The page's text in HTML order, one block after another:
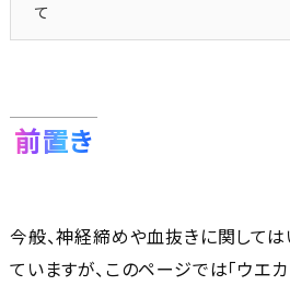
て
前置き
今般、神経締めや血抜きに関して
ていますが、このページでは「ウエ